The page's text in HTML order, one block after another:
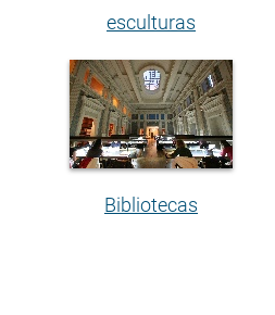
esculturas
Bibliotecas